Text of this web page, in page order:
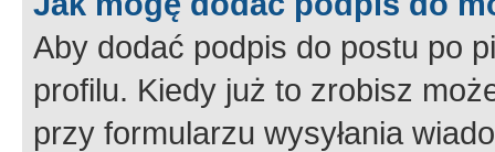
Aby dodać podpis do postu po
profilu. Kiedy już to zrobisz
przy formularzu wysyłania